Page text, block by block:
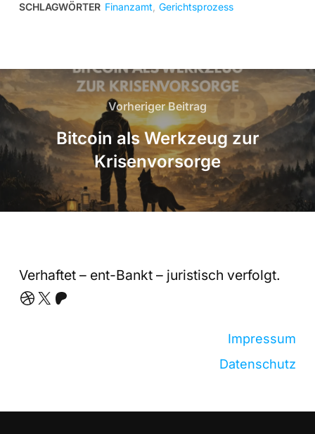
SCHLAGWÖRTER Finanzamt Gerichtsprozess
Vorheriger Beitrag
Bitcoin als Werkzeug zur
Krisenvorsorge
Verhaftet – ent-Bankt – juristisch verfolgt.
Dribbble X Patreon
Impressum
Datenschutz